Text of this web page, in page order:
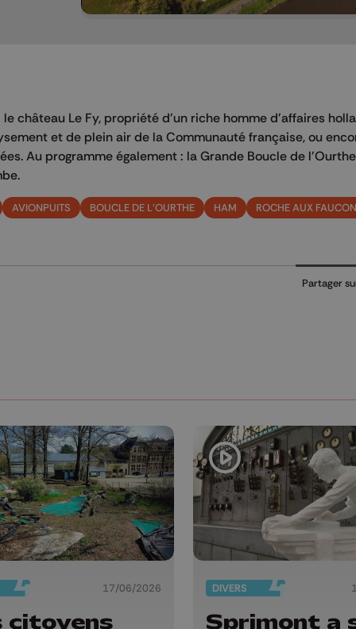
château Le Fy, propriété d'un riche homme d'affaires
et de plein air de la Communauté française, ou
Au programme également : la Grande Boucle de
AVIONPUITS BOUCLE DE L'OURTHE HAM ROCHE AUX
Partager
17/06/2026
citoyens
DIVERS
Sprimont a